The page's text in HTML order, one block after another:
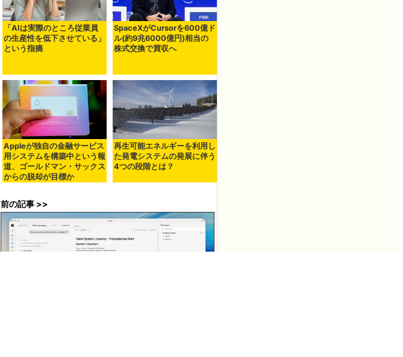
「AIは実際のところ従業員
の生産性を低下させている」
という指摘
SpaceXがCursorを600億ド
ル(約9兆6000億円)相当の
株式交換で買収へ
Appleが独自の金融サービス
用システムを構築中という報
道、ゴールドマン・サックス
からの脱却が目標か
再生可能エネルギーを利用し
た発電システムの発展に伴う
4つの段階とは？
前の記事 >>